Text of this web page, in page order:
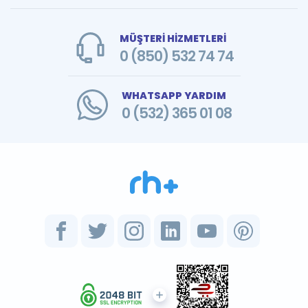
MÜŞTERİ HİZMETLERİ
0 (850) 532 74 74
WHATSAPP YARDIM
0 (532) 365 01 08